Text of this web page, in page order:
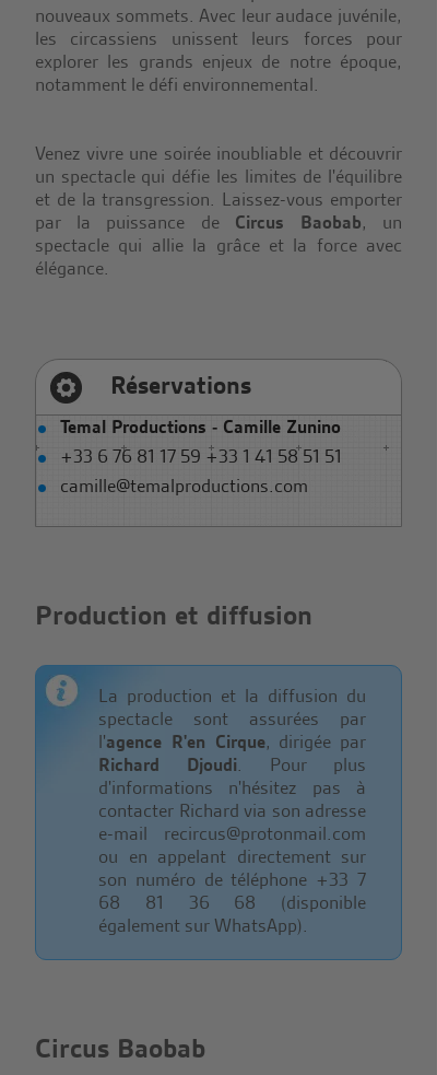
nouveaux sommets. Avec leur audace juvénile,
les circassiens unissent leurs forces pour
explorer les grands enjeux de notre époque,
notamment le défi environnemental.
Venez vivre une soirée inoubliable et découvrir
un spectacle qui défie les limites de l'équilibre
et de la transgression. Laissez-vous emporter
par la puissance de Circus Baobab, un
spectacle qui allie la grâce et la force avec
élégance.
Réservations
Temal Productions - Camille Zunino
+33 6 76 81 17 59 +33 1 41 58 51 51
camille@temalproductions.com
Production et diffusion
La production et la diffusion du
spectacle sont assurées par
l'agence R'en Cirque, dirigée par
Richard Djoudi. Pour plus
d'informations n'hésitez pas à
contacter Richard via son adresse
e-mail recircus@protonmail.com
ou en appelant directement sur
son numéro de téléphone +33 7
68 81 36 68 (disponible
également sur WhatsApp).
Circus Baobab